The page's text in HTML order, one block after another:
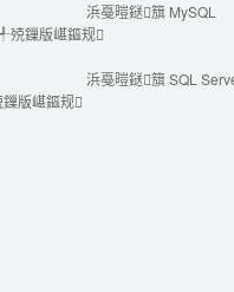
浜戞暟鎹簱 MySQL
殑鏁版嵁鏂规
浜戞暟鎹簱 SQL
版嵁鏂规